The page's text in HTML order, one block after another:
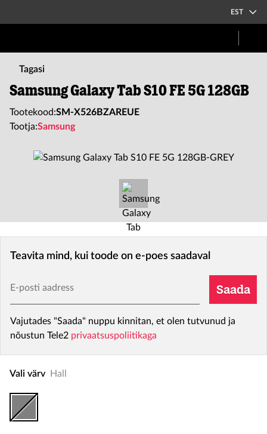
EST
Tagasi
Samsung Galaxy Tab S10 FE 5G 128GB
Tootekood:SM-X526BZAREUE
Tootja:Samsung
Teavita mind, kui toode on e-poes saadaval
E-posti aadress
Saada
Vajutades "Saada" nuppu kinnitan, et olen tutvunud ja
nõustun Tele2 privaatsuspoliitikaga
Vali värv Hall